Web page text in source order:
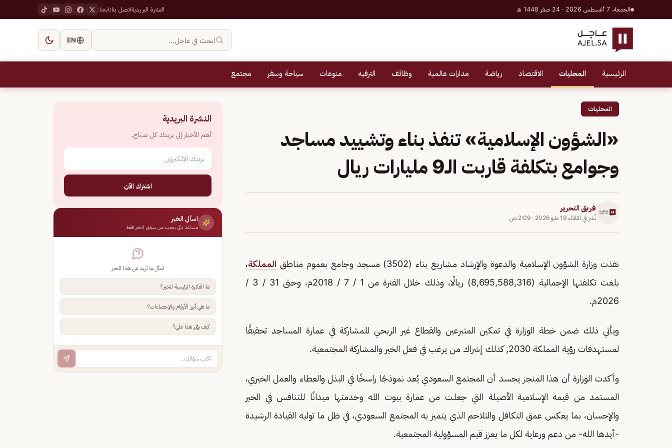
الجمعة، 7 أغسطس 2026 · 24 صفر 1448 هـ النشرة البريديةاتصل بناتابعنا:
ابحث في عاجل… EN
الرئيسية المحليات الاقتصاد رياضة مدارات عالمية وظائف الترفيه منوعات سياحة وسفر مجتمع
المحليات
«الشؤون الإسلامية» تنفذ بناء وتشييد مساجد
وجوامع بتكلفة قاربت الـ9 مليارات ريال
فريق التحرير
نُشر في الثلاثاء 19 مايو 2026 · 2:09 ص
نفذت وزارة الشؤون الإسلامية والدعوة والإرشاد مشاريع بناء (3502) مسجد وجامع بعموم مناطق المملكة،
بلغت تكلفتها الإجمالية (8,695,588,316) ريالًا، وذلك خلال الفترة من 1 / 7 / 2018م، وحتى 31 / 3 /
2026م.
ويأتي ذلك ضمن خطة الوزارة في تمكين المتبرعين والقطاع غير الربحي للمشاركة في عمارة المساجد تحقيقًا
لمستهدفات رؤية المملكة 2030, كذلك إشراك من يرغب في فعل الخير والمشاركة المجتمعية.
وأكدت الوزارة أن هذا المنجز يجسد أن المجتمع السعودي يُعد نموذجًا راسخًا في البذل والعطاء والعمل الخيري،
المستمد من قيمه الإسلامية الأصيلة التي جعلت من عمارة بيوت الله وخدمتها ميدانًا للتنافس في الخير
والإحسان، بما يعكس عمق التكافل والتلاحم الذي يتميز به المجتمع السعودي، في ظل ما توليه القيادة الرشيدة
-أيدها الله- من دعم ورعاية لكل ما يعزز قيم المسؤولية المجتمعية.
النشرة البريدية
أهم الأخبار إلى بريدك كل صباح.
اشترك الآن
اسأل الخبر
مساعد ذكي يجيب من سياق الخبر فقط
اسأل ما تريد عن هذا الخبر
ما الفكرة الرئيسية للخبر؟
ما هي أبرز الأرقام والإحصاءات؟
كيف يؤثر هذا علي؟